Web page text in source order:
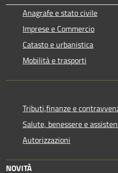
Anagrafe e stato civile
Imprese e Commercio
Catasto e urbanistica
Mobilità e trasporti
Tributi,finanze e
Salute, benessere e
Autorizzazioni
NOVITÀ